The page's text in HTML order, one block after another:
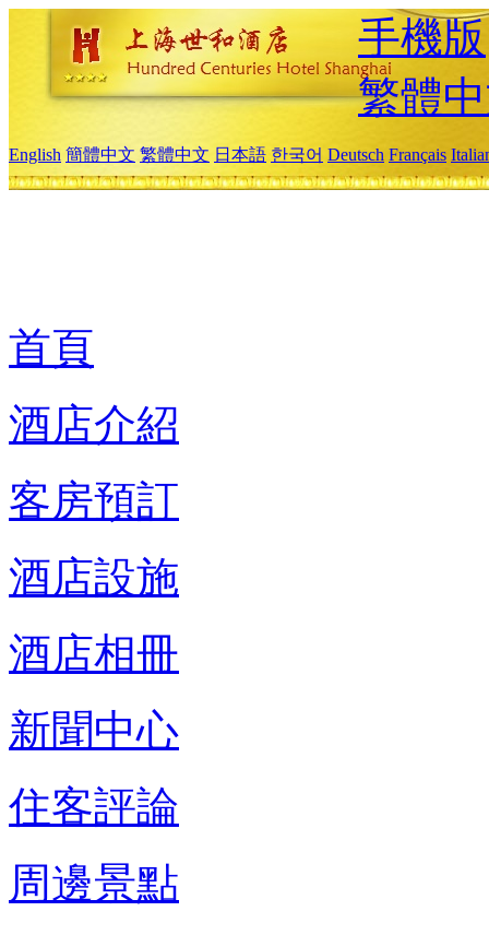
手機版
繁體
English 簡體中文 繁體中文 日本語 한국어 Deutsch Français
首頁
酒店介紹
客房預訂
酒店設施
酒店相冊
新聞中心
住客評論
周邊景點